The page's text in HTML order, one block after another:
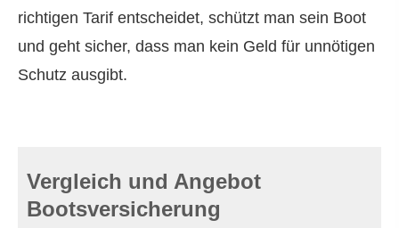
richtigen Tarif entscheidet, schützt man sein Boot
und geht sicher, dass man kein Geld für unnötigen
Schutz ausgibt.
Vergleich und Angebot
Bootsversicherung